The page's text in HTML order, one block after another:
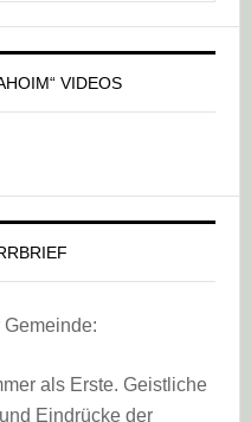
VIDEOS
als Erste. Geistliche
Eindrücke der